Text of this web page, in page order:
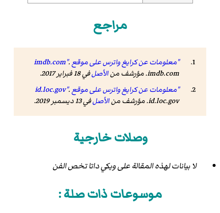
مراجع
"معلومات عن كرايغ واترس على موقع imdb.com".
imdb.com. مؤرشف من
الأصلفي 18 فبراير 2017.
"معلومات عن كرايغ واترس على موقع id.loc.gov".
id.loc.gov. مؤرشف من
الأصلفي 13 ديسمبر 2019.
وصلات خارجية
لا بيانات لهذه المقالة على ويكي داتا تخص الفن
موسوعات ذات صلة :